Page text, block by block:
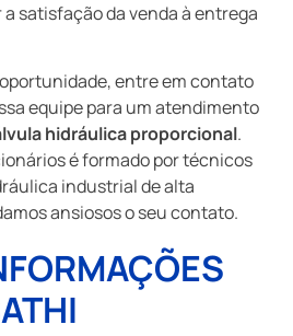
satisfação da venda à entrega
entre em contato
equipe para um atendimento
hidráulica proporcional.
é formado por técnicos
industrial de alta
ansiosos o seu contato.